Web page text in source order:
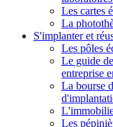
Les cartes
La
S'implanter et
Les pôles
Le guide
entreprise
La bourse
Les